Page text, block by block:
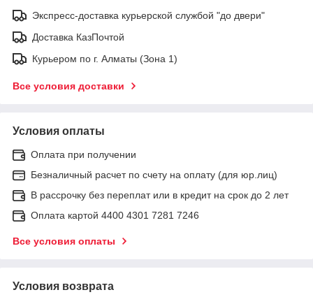
Экспресс-доставка курьерской службой "до двери"
Доставка КазПочтой
Курьером по г. Алматы (Зона 1)
Все условия доставки
Условия оплаты
Оплата при получении
Безналичный расчет по счету на оплату (для юр.лиц)
В рассрочку без переплат или в кредит на срок до 2 лет
Оплата картой 4400 4301 7281 7246
Все условия оплаты
Условия возврата